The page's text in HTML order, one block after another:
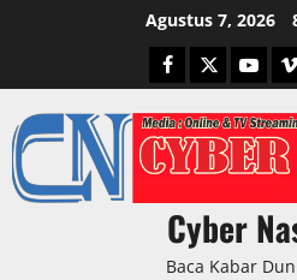
Agustus 7, 2026
Facebook
Twitter
Cyber
Baca Kabar